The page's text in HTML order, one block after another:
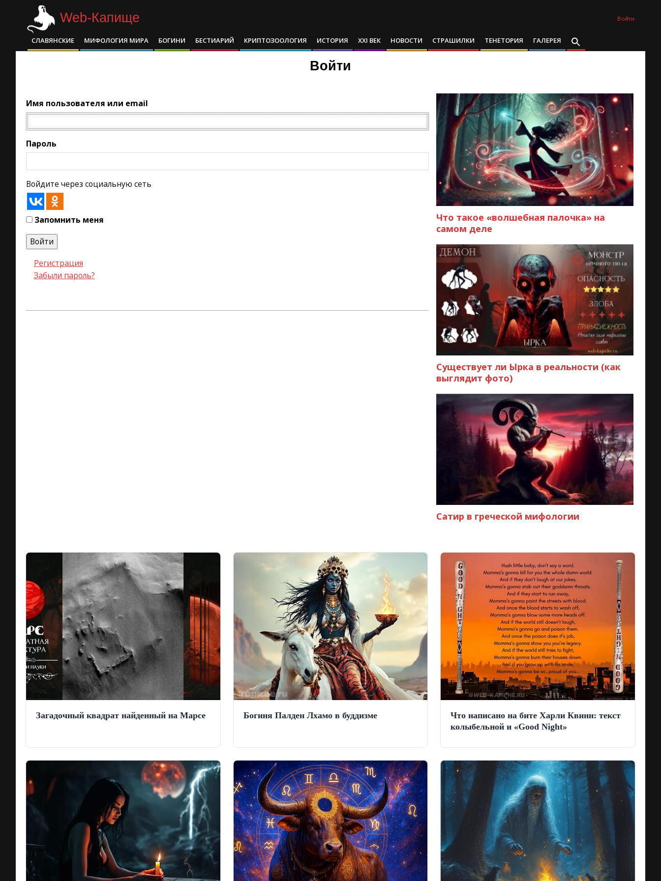
content
Web-Капище Войти
Primary
СЛАВЯНСКИЕ МИФОЛОГИЯ МИРА БОГИНИ БЕСТИАРИЙ КРИПТОЗООЛОГИЯ ИСТОРИЯ XXI ВЕК НОВОСТИ СТРАШИЛКИ ТЕНЕТОРИЯ ГАЛЕРЕЯ
Войти
Имя пользователя или email
Пароль
Войдите через социальную сеть
Запомнить меня
Войти
Регистрация
Забыли пароль?
Что такое «волшебная палочка» на
самом деле
Существует ли Ырка в реальности (как
выглядит фото)
Сатир в греческой мифологии
Загадочный квадрат найденный на Марсе Богиня Палден Лхамо в буддизме
Что написано на бите Харли Квинн: текст
колыбельной и «Good Night»